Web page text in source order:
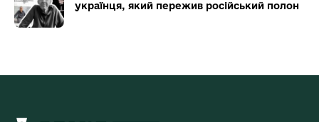
українця, який пережив російський полон